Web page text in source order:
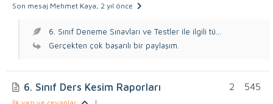
Son mesaj Mehmet Kaya, 2 yıl önce
6. Sınıf Deneme Sınavları ve Testler ile ilgili tü...
Gerçekten çok başarılı bir paylaşım.
6. Sınıf Ders Kesim Raporları 545
2